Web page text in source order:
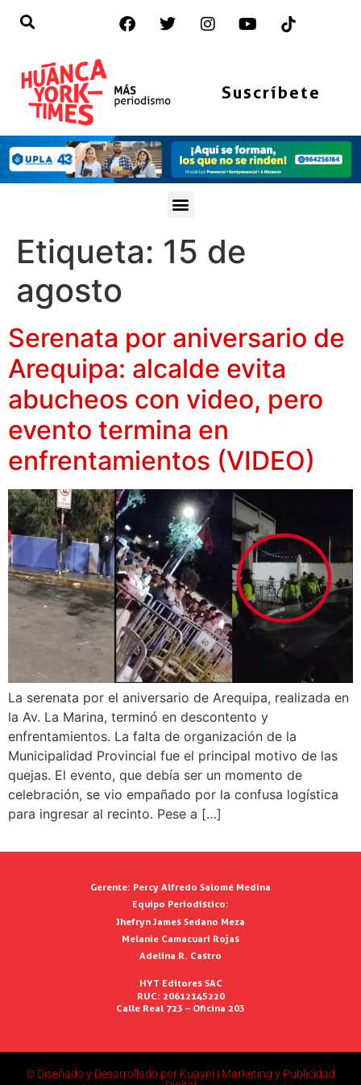
Suscríbete
Etiqueta: 15 de
agosto
Serenata por aniversario de
Arequipa: alcalde evita
abucheos con video, pero
evento termina en
enfrentamientos (VIDEO)
La serenata por el aniversario de Arequipa, realizada en
la Av. La Marina, terminó en descontento y
enfrentamientos. La falta de organización de la
Municipalidad Provincial fue el principal motivo de las
quejas. El evento, que debía ser un momento de
celebración, se vio empañado por la confusa logística
para ingresar al recinto. Pese a […]
Gerente: Percy Alfredo Salomé Medina
Equipo Periodístico:
Jhefryn James Sedano Meza
Melanie Camacuari Rojas
Adelina R. Castro
HYT Editores SAC
RUC: 20612145220
Calle Real 723 – Oficina 203
© Diseñado y Desarrollado por Kuayni | Marketing y Publicidad